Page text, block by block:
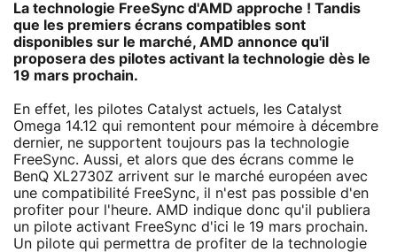
La technologie FreeSync d'AMD approche ! Tandis
que les premiers écrans compatibles sont
disponibles sur le marché, AMD annonce qu'il
proposera des pilotes activant la technologie dès le
19 mars prochain.
En effet, les pilotes Catalyst actuels, les Catalyst
Omega 14.12 qui remontent pour mémoire à décembre
dernier, ne supportent toujours pas la technologie
FreeSync. Aussi, et alors que des écrans comme le
BenQ XL2730Z arrivent sur le marché européen avec
une compatibilité FreeSync, il n'est pas possible d'en
profiter pour l'heure. AMD indique donc qu'il publiera
un pilote activant FreeSync d'ici le 19 mars prochain.
Un pilote qui permettra de profiter de la technologie